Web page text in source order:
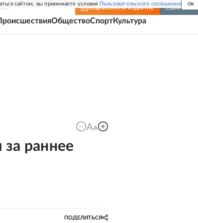
сайтом, вы принимаете условия Пользовательского соглашения OK
ПОДПИСКА НА ИЗДАНИЕ
ОбществоСпортКультура
раннее
ПОДЕЛИТЬСЯ